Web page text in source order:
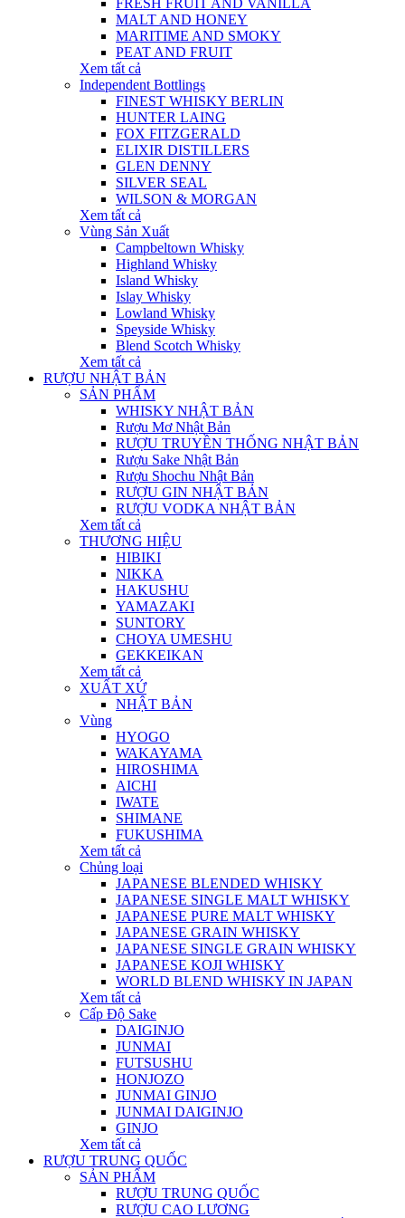
FRESH FRUIT AND VANILLA
MALT AND HONEY
MARITIME AND SMOKY
PEAT AND FRUIT
Xem tất cả
Independent Bottlings
FINEST WHISKY BERLIN
HUNTER LAING
FOX FITZGERALD
ELIXIR DISTILLERS
GLEN DENNY
SILVER SEAL
WILSON & MORGAN
Xem tất cả
Vùng Sản Xuất
Campbeltown Whisky
Highland Whisky
Island Whisky
Islay Whisky
Lowland Whisky
Speyside Whisky
Blend Scotch Whisky
Xem tất cả
RƯỢU NHẬT BẢN
SẢN PHẨM
WHISKY NHẬT BẢN
Rượu Mơ Nhật Bản
RƯỢU TRUYỀN THỐNG NHẬT BẢN
Rượu Sake Nhật Bản
Rượu Shochu Nhật Bản
RƯỢU GIN NHẬT BẢN
RƯỢU VODKA NHẬT BẢN
Xem tất cả
THƯƠNG HIỆU
HIBIKI
NIKKA
HAKUSHU
YAMAZAKI
SUNTORY
CHOYA UMESHU
GEKKEIKAN
Xem tất cả
XUẤT XỨ
NHẬT BẢN
Vùng
HYOGO
WAKAYAMA
HIROSHIMA
AICHI
IWATE
SHIMANE
FUKUSHIMA
Xem tất cả
Chủng loại
JAPANESE BLENDED WHISKY
JAPANESE SINGLE MALT WHISKY
JAPANESE PURE MALT WHISKY
JAPANESE GRAIN WHISKY
JAPANESE SINGLE GRAIN WHISKY
JAPANESE KOJI WHISKY
WORLD BLEND WHISKY IN JAPAN
Xem tất cả
Cấp Độ Sake
DAIGINJO
JUNMAI
FUTSUSHU
HONJOZO
JUNMAI GINJO
JUNMAI DAIGINJO
GINJO
Xem tất cả
RƯỢU TRUNG QUỐC
SẢN PHẨM
RƯỢU TRUNG QUỐC
RƯỢU CAO LƯƠNG